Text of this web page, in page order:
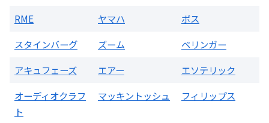
RME
ヤマハ
ボス
スタインバーグ
ズーム
ベリンガー
アキュフェーズ
エアー
エソテリック
オーディオクラフ
ト
マッキントッシュ フィリップス